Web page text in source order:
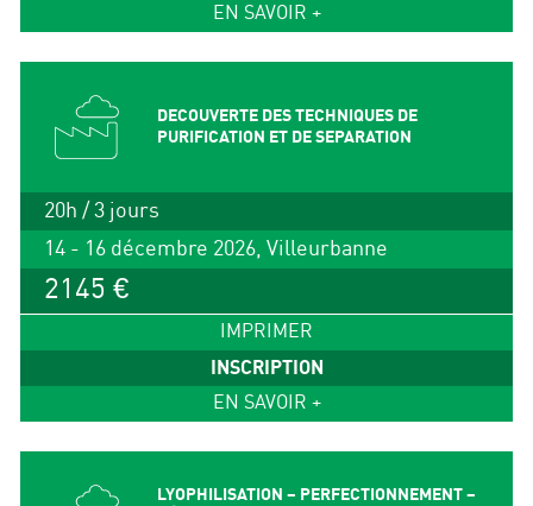
EN SAVOIR +
DECOUVERTE DES TECHNIQUES DE
PURIFICATION ET DE SEPARATION
20h / 3 jours
14 - 16 décembre 2026, Villeurbanne
2145 €
IMPRIMER
INSCRIPTION
EN SAVOIR +
LYOPHILISATION – PERFECTIONNEMENT –